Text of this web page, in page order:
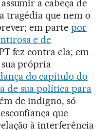
a cabeça de
tragédia que nem o
em partepor
e de
fez contra ela; em
própria
do capítulo do
de sua política para
de indigno, só
que
à interferência